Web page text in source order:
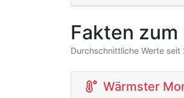
Fakten
Durchschnittliche Werte
Wärmster